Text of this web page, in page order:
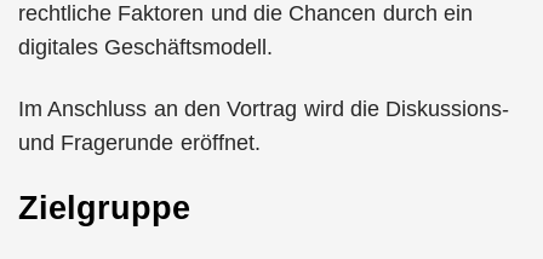
rechtliche Faktoren und die Chancen durch ein
digitales Geschäftsmodell.
Im Anschluss an den Vortrag wird die Diskussions-
und Fragerunde eröffnet.
Zielgruppe